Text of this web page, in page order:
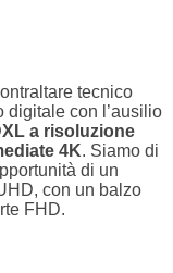
tecnico
digitale con l’ausilio
a risoluzione
4K. Siamo di
di un
con un balzo
FHD.